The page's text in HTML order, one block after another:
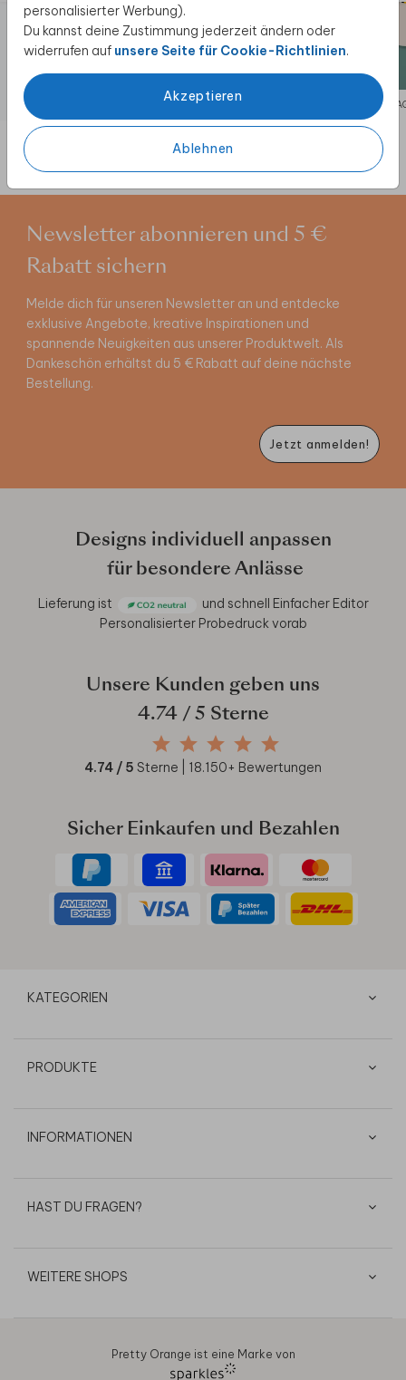
personalisierter Werbung).
Du kannst deine Zustimmung jederzeit ändern oder
widerrufen auf unsere Seite für Cookie-Richtlinien.
Akzeptieren
Ablehnen
SCHWANGERSCHAFTSANKÜNDIGUNG
Newsletter abonnieren und 5 €
Rabatt sichern
Melde dich für unseren Newsletter an und entdecke
exklusive Angebote, kreative Inspirationen und
spannende Neuigkeiten aus unserer Produktwelt. Als
Dankeschön erhältst du 5 € Rabatt auf deine nächste
Bestellung.
Jetzt anmelden!
Designs individuell anpassen
für besondere Anlässe
Lieferung ist und schnell Einfacher Editor
Personalisierter Probedruck vorab
Unsere Kunden geben uns
4.74/ 5 Sterne
4.74 / 5 Sterne | 18.150+ Bewertungen
Sicher Einkaufen und Bezahlen
KATEGORIEN
PRODUKTE
INFORMATIONEN
HAST DU FRAGEN?
WEITERE SHOPS
Pretty Orange ist eine Marke von